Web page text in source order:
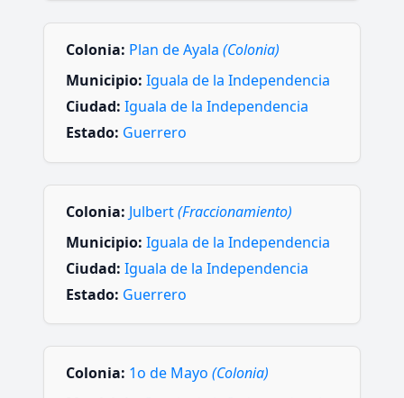
Colonia: Plan de Ayala (Colonia)
Municipio: Iguala de la Independencia
Ciudad: Iguala de la Independencia
Estado: Guerrero
Colonia: Julbert(Fraccionamiento)
Municipio: Iguala de la Independencia
Ciudad: Iguala de la Independencia
Estado: Guerrero
Colonia: 1o de Mayo (Colonia)